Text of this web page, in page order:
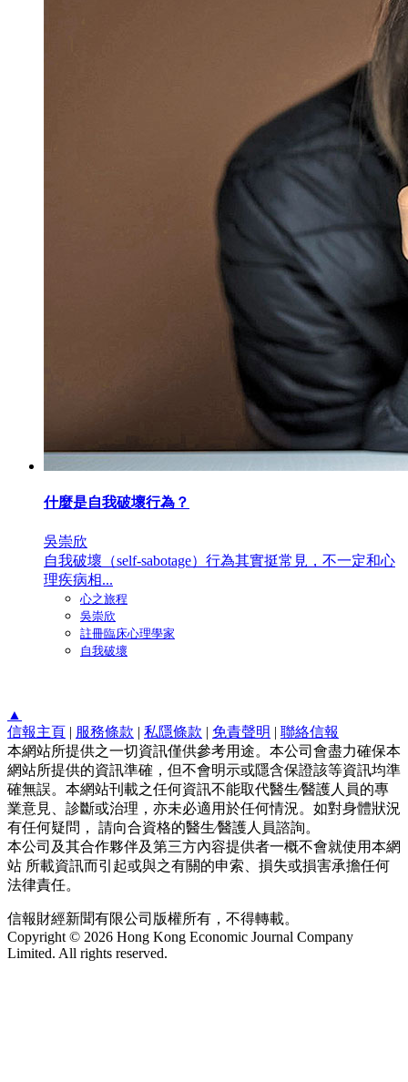
什麼是自我破壞行為？
吳崇欣
自我破壞（self-sabotage）行為其實挺常見，不一定和心
理疾病相...
心之旅程
吳崇欣
註冊臨床心理學家
自我破壞
▲
信報主頁 | 服務條款 | 私隱條款 | 免責聲明 | 聯絡信報
本網站所提供之一切資訊僅供參考用途。本公司會盡力確保本
網站所提供的資訊準確，但不會明示或隱含保證該等資訊均準
確無誤。本網站刊載之任何資訊不能取代醫生∕醫護人員的專
業意見、診斷或治理，亦未必適用於任何情況。如對身體狀況
有任何疑問， 請向合資格的醫生∕醫護人員諮詢。
本公司及其合作夥伴及第三方內容提供者一概不會就使用本網
站 所載資訊而引起或與之有關的申索、損失或損害承擔任何
法律責任。
信報財經新聞有限公司版權所有，不得轉載。
Copyright © 2026 Hong Kong Economic Journal Company
Limited. All rights reserved.